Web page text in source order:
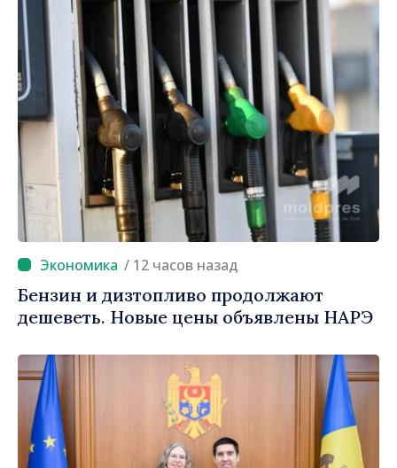
/ 12 часов назад
Бензин и дизтопливо продолжают
дешеветь. Новые цены объявлены НАРЭ